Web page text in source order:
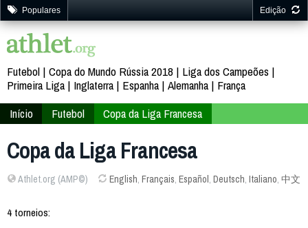
Populares Edição
Futebol Copa do Mundo Rússia 2018
Liga dos Campeões
Primeira Liga
Inglaterra Espanha Alemanha
França
Início
Futebol Copa da Liga Francesa
Copa da Liga Francesa
Athlet.org (AMP©) English, Français, Español, Deutsch, Italiano, 中文
4 torneios: